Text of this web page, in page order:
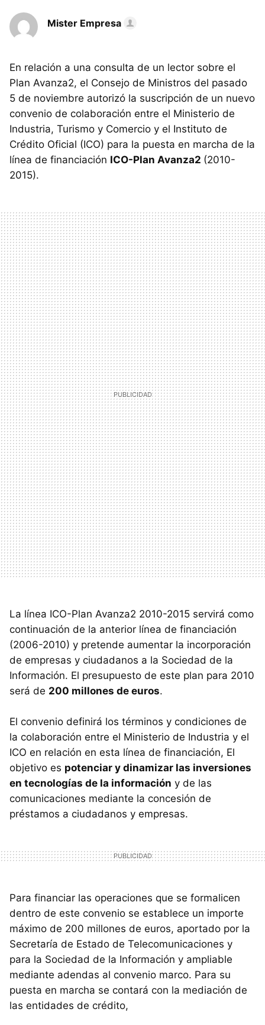
Mister Empresa
En relación a una consulta de un lector sobre el
Plan Avanza2, el Consejo de Ministros del pasado
5 de noviembre autorizó la suscripción de un nuevo
convenio de colaboración entre el Ministerio de
Industria, Turismo y Comercio y el Instituto de
Crédito Oficial (ICO) para la puesta en marcha de la
línea de financiación ICO-Plan Avanza2 (2010-
2015).
La línea ICO-Plan Avanza2 2010-2015 servirá como
continuación de la anterior línea de financiación
(2006-2010) y pretende aumentar la incorporación
de empresas y ciudadanos a la Sociedad de la
Información. El presupuesto de este plan para 2010
será de 200 millones de euros.
El convenio definirá los términos y condiciones de
la colaboración entre el Ministerio de Industria y el
ICO en relación en esta línea de financiación, El
objetivo es potenciar y dinamizar las inversiones
en tecnologías de la información y de las
comunicaciones mediante la concesión de
préstamos a ciudadanos y empresas.
Para financiar las operaciones que se formalicen
dentro de este convenio se establece un importe
máximo de 200 millones de euros, aportado por la
Secretaría de Estado de Telecomunicaciones y
para la Sociedad de la Información y ampliable
mediante adendas al convenio marco. Para su
puesta en marcha se contará con la mediación de
las entidades de crédito,